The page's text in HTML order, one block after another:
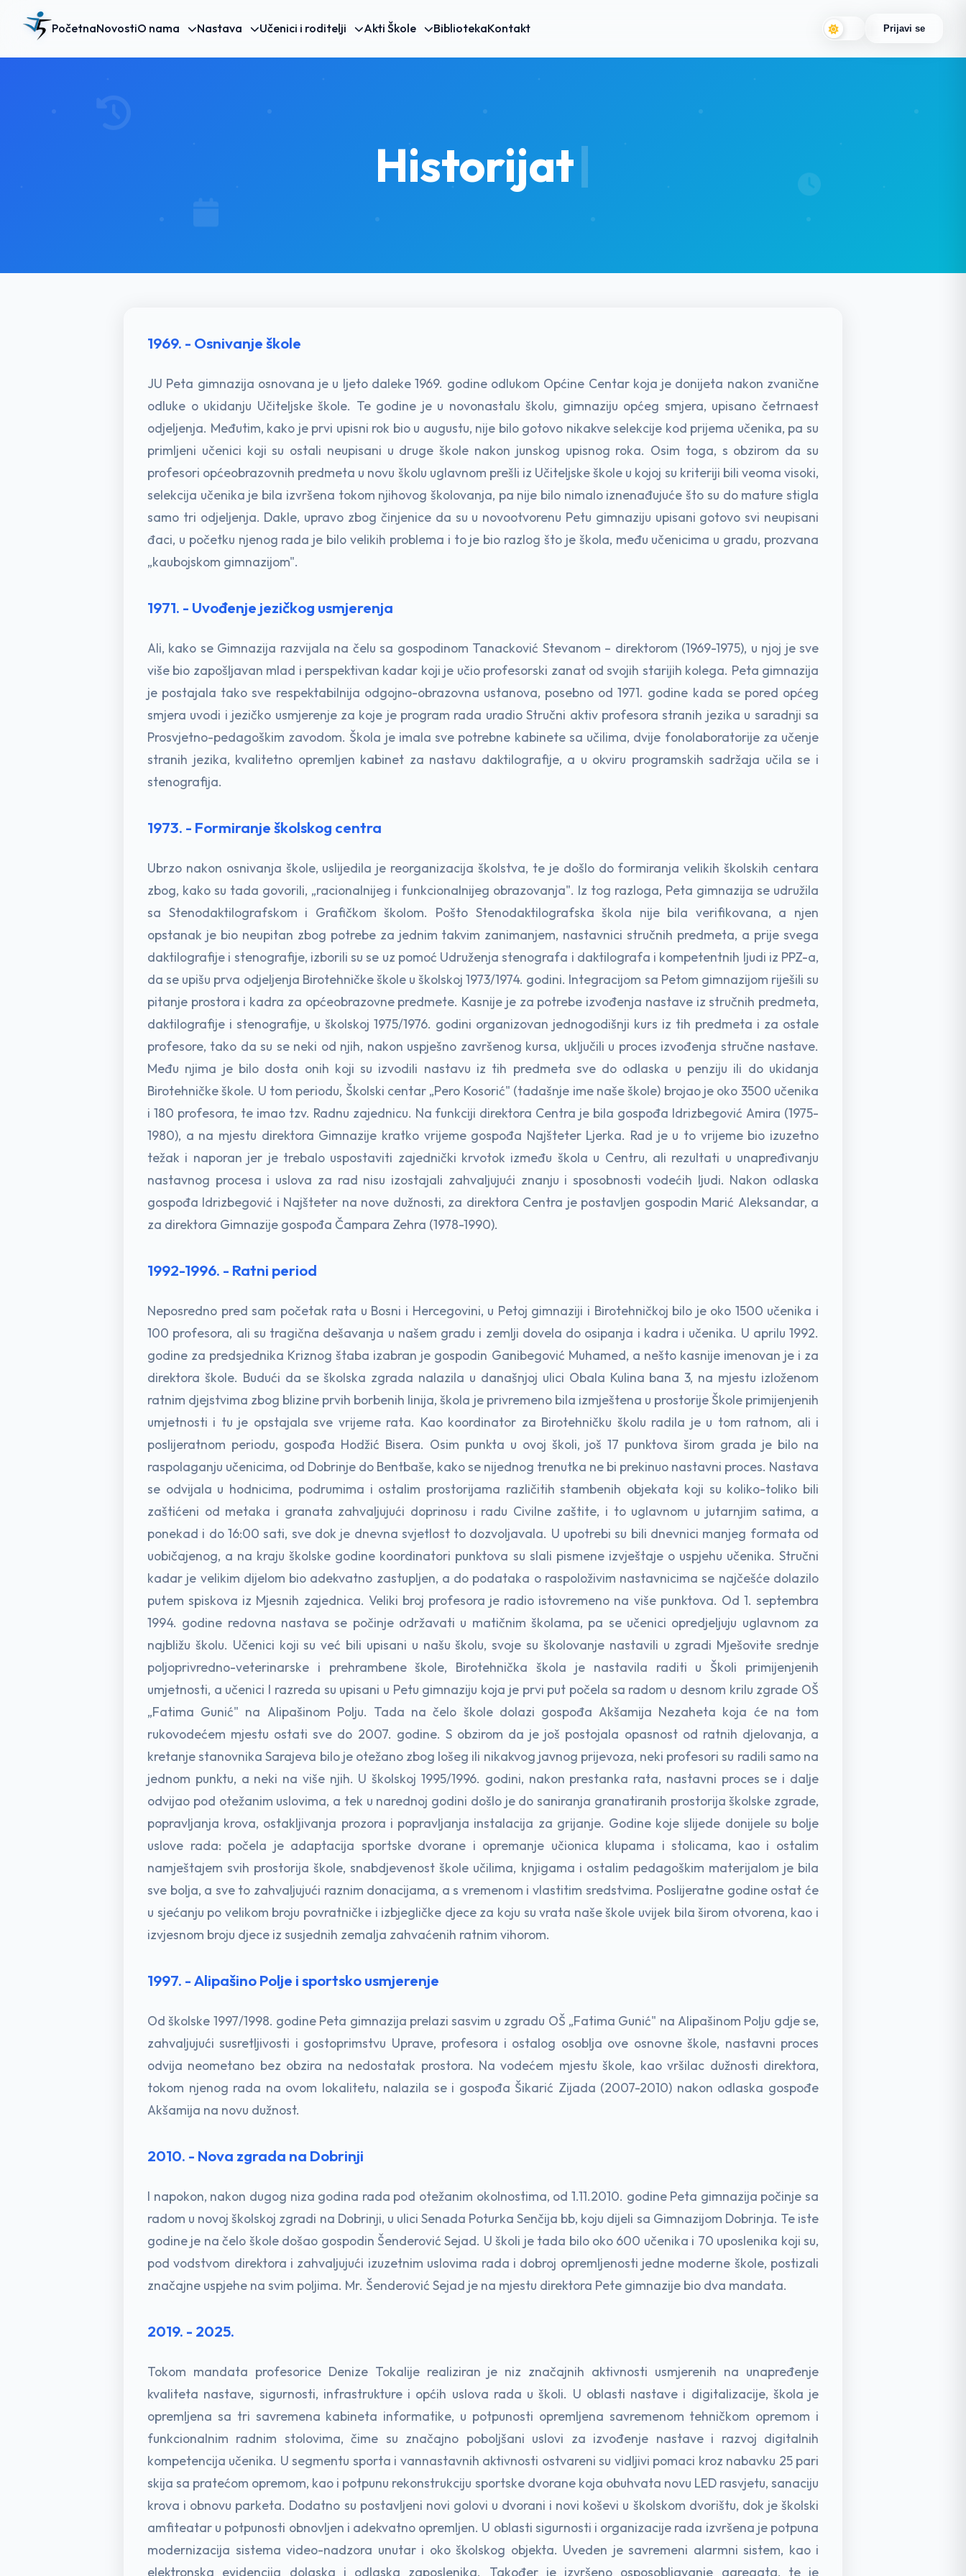
PočetnaNovostiO nama Nastava Učenici i roditelji Akti Škole BibliotekaKontakt Prijavi se
Historijat
1969. - Osnivanje škole
JU Peta gimnazija osnovana je u ljeto daleke 1969. godine odlukom Općine Centar koja je donijeta nakon zvanične
odluke o ukidanju Učiteljske škole. Te godine je u novonastalu školu, gimnaziju općeg smjera, upisano četrnaest
odjeljenja. Međutim, kako je prvi upisni rok bio u augustu, nije bilo gotovo nikakve selekcije kod prijema učenika, pa su
primljeni učenici koji su ostali neupisani u druge škole nakon junskog upisnog roka. Osim toga, s obzirom da su
profesori općeobrazovnih predmeta u novu školu uglavnom prešli iz Učiteljske škole u kojoj su kriteriji bili veoma visoki,
selekcija učenika je bila izvršena tokom njihovog školovanja, pa nije bilo nimalo iznenađujuće što su do mature stigla
samo tri odjeljenja. Dakle, upravo zbog činjenice da su u novootvorenu Petu gimnaziju upisani gotovo svi neupisani
đaci, u početku njenog rada je bilo velikih problema i to je bio razlog što je škola, među učenicima u gradu, prozvana
„kaubojskom gimnazijom".
1971. - Uvođenje jezičkog usmjerenja
Ali, kako se Gimnazija razvijala na čelu sa gospodinom Tanacković Stevanom – direktorom (1969-1975), u njoj je sve
više bio zapošljavan mlad i perspektivan kadar koji je učio profesorski zanat od svojih starijih kolega. Peta gimnazija
je postajala tako sve respektabilnija odgojno-obrazovna ustanova, posebno od 1971. godine kada se pored općeg
smjera uvodi i jezičko usmjerenje za koje je program rada uradio Stručni aktiv profesora stranih jezika u saradnji sa
Prosvjetno-pedagoškim zavodom. Škola je imala sve potrebne kabinete sa učilima, dvije fonolaboratorije za učenje
stranih jezika, kvalitetno opremljen kabinet za nastavu daktilografije, a u okviru programskih sadržaja učila se i
stenografija.
1973. - Formiranje školskog centra
Ubrzo nakon osnivanja škole, uslijedila je reorganizacija školstva, te je došlo do formiranja velikih školskih centara
zbog, kako su tada govorili, „racionalnijeg i funkcionalnijeg obrazovanja". Iz tog razloga, Peta gimnazija se udružila
sa Stenodaktilografskom i Grafičkom školom. Pošto Stenodaktilografska škola nije bila verifikovana, a njen
opstanak je bio neupitan zbog potrebe za jednim takvim zanimanjem, nastavnici stručnih predmeta, a prije svega
daktilografije i stenografije, izborili su se uz pomoć Udruženja stenografa i daktilografa i kompetentnih ljudi iz PPZ-a,
da se upišu prva odjeljenja Birotehničke škole u školskoj 1973/1974. godini. Integracijom sa Petom gimnazijom riješili su
pitanje prostora i kadra za općeobrazovne predmete. Kasnije je za potrebe izvođenja nastave iz stručnih predmeta,
daktilografije i stenografije, u školskoj 1975/1976. godini organizovan jednogodišnji kurs iz tih predmeta i za ostale
profesore, tako da su se neki od njih, nakon uspješno završenog kursa, uključili u proces izvođenja stručne nastave.
Među njima je bilo dosta onih koji su izvodili nastavu iz tih predmeta sve do odlaska u penziju ili do ukidanja
Birotehničke škole. U tom periodu, Školski centar „Pero Kosorić" (tadašnje ime naše škole) brojao je oko 3500 učenika
i 180 profesora, te imao tzv. Radnu zajednicu. Na funkciji direktora Centra je bila gospođa Idrizbegović Amira (1975-
1980), a na mjestu direktora Gimnazije kratko vrijeme gospođa Najšteter Ljerka. Rad je u to vrijeme bio izuzetno
težak i naporan jer je trebalo uspostaviti zajednički krvotok između škola u Centru, ali rezultati u unapređivanju
nastavnog procesa i uslova za rad nisu izostajali zahvaljujući znanju i sposobnosti vodećih ljudi. Nakon odlaska
gospođa Idrizbegović i Najšteter na nove dužnosti, za direktora Centra je postavljen gospodin Marić Aleksandar, a
za direktora Gimnazije gospođa Čampara Zehra (1978-1990).
1992-1996. - Ratni period
Neposredno pred sam početak rata u Bosni i Hercegovini, u Petoj gimnaziji i Birotehničkoj bilo je oko 1500 učenika i
100 profesora, ali su tragična dešavanja u našem gradu i zemlji dovela do osipanja i kadra i učenika. U aprilu 1992.
godine za predsjednika Kriznog štaba izabran je gospodin Ganibegović Muhamed, a nešto kasnije imenovan je i za
direktora škole. Budući da se školska zgrada nalazila u današnjoj ulici Obala Kulina bana 3, na mjestu izloženom
ratnim djejstvima zbog blizine prvih borbenih linija, škola je privremeno bila izmještena u prostorije Škole primijenjenih
umjetnosti i tu je opstajala sve vrijeme rata. Kao koordinator za Birotehničku školu radila je u tom ratnom, ali i
poslijeratnom periodu, gospođa Hodžić Bisera. Osim punkta u ovoj školi, još 17 punktova širom grada je bilo na
raspolaganju učenicima, od Dobrinje do Bentbaše, kako se nijednog trenutka ne bi prekinuo nastavni proces. Nastava
se odvijala u hodnicima, podrumima i ostalim prostorijama različitih stambenih objekata koji su koliko-toliko bili
zaštićeni od metaka i granata zahvaljujući doprinosu i radu Civilne zaštite, i to uglavnom u jutarnjim satima, a
ponekad i do 16:00 sati, sve dok je dnevna svjetlost to dozvoljavala. U upotrebi su bili dnevnici manjeg formata od
uobičajenog, a na kraju školske godine koordinatori punktova su slali pismene izvještaje o uspjehu učenika. Stručni
kadar je velikim dijelom bio adekvatno zastupljen, a do podataka o raspoloživim nastavnicima se najčešće dolazilo
putem spiskova iz Mjesnih zajednica. Veliki broj profesora je radio istovremeno na više punktova. Od 1. septembra
1994. godine redovna nastava se počinje održavati u matičnim školama, pa se učenici opredjeljuju uglavnom za
najbližu školu. Učenici koji su već bili upisani u našu školu, svoje su školovanje nastavili u zgradi Mješovite srednje
poljoprivredno-veterinarske i prehrambene škole, Birotehnička škola je nastavila raditi u Školi primijenjenih
umjetnosti, a učenici I razreda su upisani u Petu gimnaziju koja je prvi put počela sa radom u desnom krilu zgrade OŠ
„Fatima Gunić" na Alipašinom Polju. Tada na čelo škole dolazi gospođa Akšamija Nezaheta koja će na tom
rukovodećem mjestu ostati sve do 2007. godine. S obzirom da je još postojala opasnost od ratnih djelovanja, a
kretanje stanovnika Sarajeva bilo je otežano zbog lošeg ili nikakvog javnog prijevoza, neki profesori su radili samo na
jednom punktu, a neki na više njih. U školskoj 1995/1996. godini, nakon prestanka rata, nastavni proces se i dalje
odvijao pod otežanim uslovima, a tek u narednoj godini došlo je do saniranja granatiranih prostorija školske zgrade,
popravljanja krova, ostakljivanja prozora i popravljanja instalacija za grijanje. Godine koje slijede donijele su bolje
uslove rada: počela je adaptacija sportske dvorane i opremanje učionica klupama i stolicama, kao i ostalim
namještajem svih prostorija škole, snabdjevenost škole učilima, knjigama i ostalim pedagoškim materijalom je bila
sve bolja, a sve to zahvaljujući raznim donacijama, a s vremenom i vlastitim sredstvima. Poslijeratne godine ostat će
u sjećanju po velikom broju povratničke i izbjegličke djece za koju su vrata naše škole uvijek bila širom otvorena, kao i
izvjesnom broju djece iz susjednih zemalja zahvaćenih ratnim vihorom.
1997. - Alipašino Polje i sportsko usmjerenje
Od školske 1997/1998. godine Peta gimnazija prelazi sasvim u zgradu OŠ „Fatima Gunić" na Alipašinom Polju gdje se,
zahvaljujući susretljivosti i gostoprimstvu Uprave, profesora i ostalog osoblja ove osnovne škole, nastavni proces
odvija neometano bez obzira na nedostatak prostora. Na vodećem mjestu škole, kao vršilac dužnosti direktora,
tokom njenog rada na ovom lokalitetu, nalazila se i gospođa Šikarić Zijada (2007-2010) nakon odlaska gospođe
Akšamija na novu dužnost.
2010. - Nova zgrada na Dobrinji
I napokon, nakon dugog niza godina rada pod otežanim okolnostima, od 1.11.2010. godine Peta gimnazija počinje sa
radom u novoj školskoj zgradi na Dobrinji, u ulici Senada Poturka Senčija bb, koju dijeli sa Gimnazijom Dobrinja. Te iste
godine je na čelo škole došao gospodin Šenderović Sejad. U školi je tada bilo oko 600 učenika i 70 uposlenika koji su,
pod vodstvom direktora i zahvaljujući izuzetnim uslovima rada i dobroj opremljenosti jedne moderne škole, postizali
značajne uspjehe na svim poljima. Mr. Šenderović Sejad je na mjestu direktora Pete gimnazije bio dva mandata.
2019. - 2025.
Tokom mandata profesorice Denize Tokalije realiziran je niz značajnih aktivnosti usmjerenih na unapređenje
kvaliteta nastave, sigurnosti, infrastrukture i općih uslova rada u školi. U oblasti nastave i digitalizacije, škola je
opremljena sa tri savremena kabineta informatike, u potpunosti opremljena savremenom tehničkom opremom i
funkcionalnim radnim stolovima, čime su značajno poboljšani uslovi za izvođenje nastave i razvoj digitalnih
kompetencija učenika. U segmentu sporta i vannastavnih aktivnosti ostvareni su vidljivi pomaci kroz nabavku 25 pari
skija sa pratećom opremom, kao i potpunu rekonstrukciju sportske dvorane koja obuhvata novu LED rasvjetu, sanaciju
krova i obnovu parketa. Dodatno su postavljeni novi golovi u dvorani i novi koševi u školskom dvorištu, dok je školski
amfiteatar u potpunosti obnovljen i adekvatno opremljen. U oblasti sigurnosti i organizacije rada izvršena je potpuna
modernizacija sistema video-nadzora unutar i oko školskog objekta. Uveden je savremeni alarmni sistem, kao i
elektronska evidencija dolaska i odlaska zaposlenika. Također je izvršeno osposobljavanje agregata, te je